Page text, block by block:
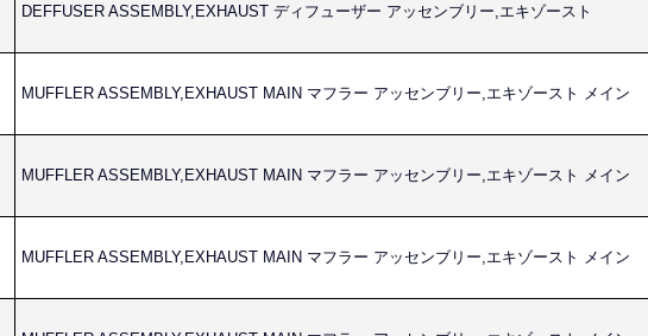
DEFFUSER ASSEMBLY,EXHAUST ディフューザー アッセンブリー,エキゾースト
MUFFLER ASSEMBLY,EXHAUST MAIN マフラー アッセンブリー,エキゾースト メイン
MUFFLER ASSEMBLY,EXHAUST MAIN マフラー アッセンブリー,エキゾースト メイン
MUFFLER ASSEMBLY,EXHAUST MAIN マフラー アッセンブリー,エキゾースト メイン